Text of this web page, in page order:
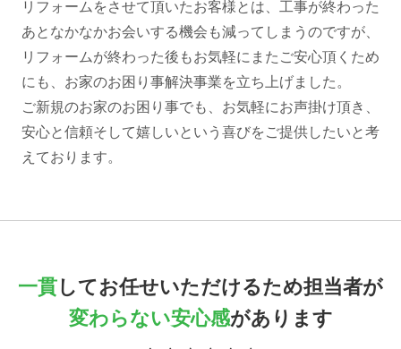
リフォームをさせて頂いたお客様とは、工事が終わった
あとなかなかお会いする機会も減ってしまうのですが、
リフォームが終わった後もお気軽にまたご安心頂くため
にも、お家のお困り事解決事業を立ち上げました。
ご新規のお家のお困り事でも、お気軽にお声掛け頂き、
安心と信頼そして嬉しいという喜びをご提供したいと考
えております。
一貫してお任せいただけるため担当者が
変わらない安心感があります